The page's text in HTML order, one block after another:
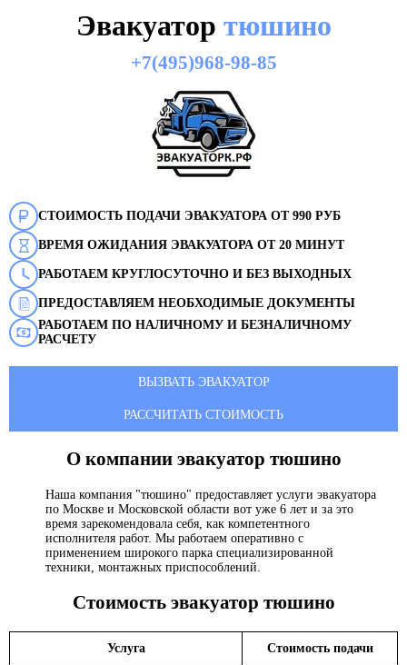
Эвакуатор тюшино
+7(495)968-98-85
СТОИМОСТЬ ПОДАЧИ ЭВАКУАТОРА ОТ 990 РУБ
ВРЕМЯ ОЖИДАНИЯ ЭВАКУАТОРА ОТ 20 МИНУТ
РАБОТАЕМ КРУГЛОСУТОЧНО И БЕЗ ВЫХОДНЫХ
ПРЕДОСТАВЛЯЕМ НЕОБХОДИМЫЕ ДОКУМЕНТЫ
РАБОТАЕМ ПО НАЛИЧНОМУ И БЕЗНАЛИЧНОМУ
РАСЧЕТУ
ВЫЗВАТЬ ЭВАКУАТОР
РАССЧИТАТЬ СТОИМОСТЬ
О компании эвакуатор тюшино
Наша компания "тюшино" предоставляет услуги эвакуатора
по Москве и Московской области вот уже 6 лет и за это
время зарекомендовала себя, как компетентного
исполнителя работ. Мы работаем оперативно с
применением широкого парка специализированной
техники, монтажных приспособлений.
Стоимость эвакуатор тюшино
Услуга Стоимость подачи